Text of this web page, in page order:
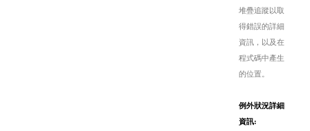
堆疊追蹤以取
得錯誤的詳細
資訊，以及在
程式碼中產生
的位置。
例外狀況詳細
資訊: